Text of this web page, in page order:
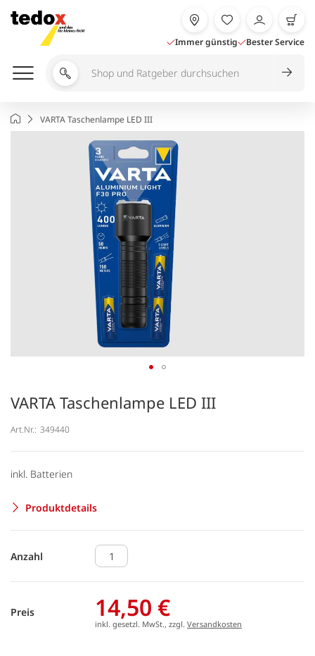
Inhalt
springen
Immer günstig Bester Service
Shop
durchsuchen
StartseiteVARTA Taschenlampe LED III
VARTA Taschenlampe LED III
Art.Nr.: 349440
inkl. Batterien
Produktdetails
Anzahl
Preis 14,50 €
inkl. gesetzl. MwSt., zzgl. Versandkosten